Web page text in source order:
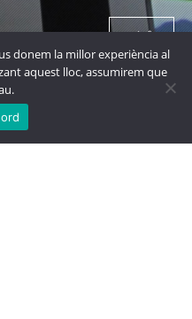
+ info
+ info
donem la millor experiència al
aquest lloc, assumirem que